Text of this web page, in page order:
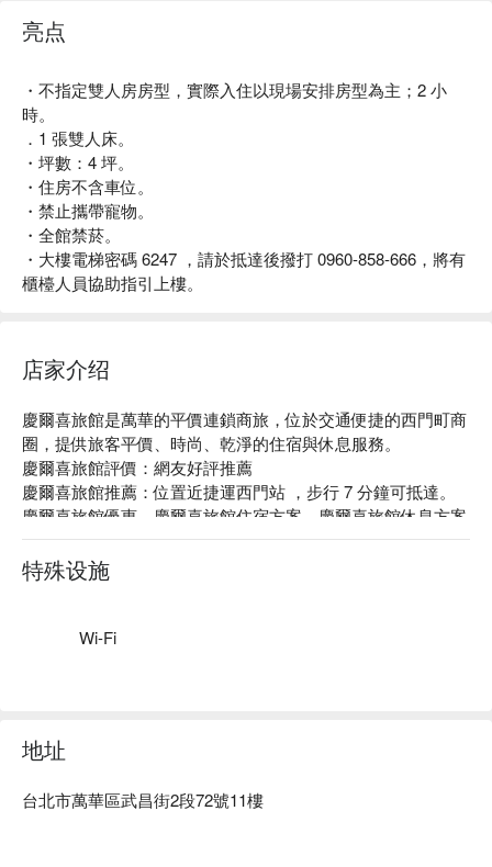
亮点
・不指定雙人房房型，實際入住以現場安排房型為主；2 小
時。
．1 張雙人床。
・坪數：4 坪。
・住房不含車位。
・禁止攜帶寵物。
・全館禁菸。
・大樓電梯密碼 6247 ，請於抵達後撥打 0960-858-666，將有
櫃檯人員協助指引上樓。
店家介绍
慶爾喜旅館是萬華的平價連鎖商旅，位於交通便捷的西門町商
圈，提供旅客平價、時尚、乾淨的住宿與休息服務。
慶爾喜旅館評價：網友好評推薦
慶爾喜旅館推薦：位置近捷運西門站 ，步行 7 分鐘可抵達。
慶爾喜旅館優惠、慶爾喜旅館住宿方案、慶爾喜旅館休息方案
立刻查看⬇︎
特殊设施
Wi-Fi
地址
台北市萬華區武昌街2段72號11樓